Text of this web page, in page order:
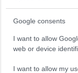
Google consents
I want to allow
web or device
I want to allow my